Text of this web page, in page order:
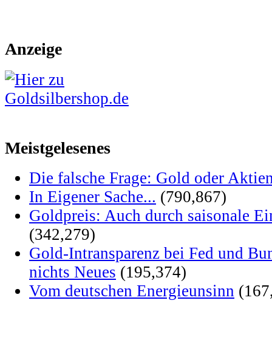
Anzeige
Meistgelesenes
Die falsche Frage: Gold oder
In Eigener Sache... (790,867)
Goldpreis: Auch durch saisonale
(342,279)
Gold-Intransparenz bei Fed und
nichts Neues (195,374)
Vom deutschen Energieunsinn